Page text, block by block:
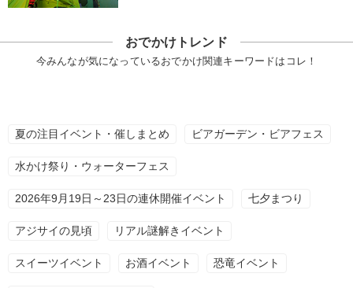
おでかけトレンド
今みんなが気になっているおでかけ関連キーワードはコレ！
夏の注目イベント・催しまとめ ビアガーデン・ビアフェス
水かけ祭り・ウォーターフェス
2026年9月19日～23日の連休開催イベント 七夕まつり
アジサイの見頃 リアル謎解きイベント
スイーツイベント お酒イベント 恐竜イベント